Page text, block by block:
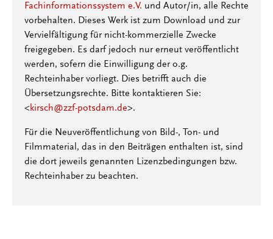
Fachinformationssystem e.V. und Autor/in, alle Rechte
vorbehalten. Dieses Werk ist zum Download und zur
Vervielfältigung für nicht-kommerzielle Zwecke
freigegeben. Es darf jedoch nur erneut veröffentlicht
werden, sofern die Einwilligung der o.g.
Rechteinhaber vorliegt. Dies betrifft auch die
Übersetzungsrechte. Bitte kontaktieren Sie:
<kirsch@zzf-potsdam.de>.
Für die Neuveröffentlichung von Bild-, Ton- und
Filmmaterial, das in den Beiträgen enthalten ist, sind
die dort jeweils genannten Lizenzbedingungen bzw.
Rechteinhaber zu beachten.